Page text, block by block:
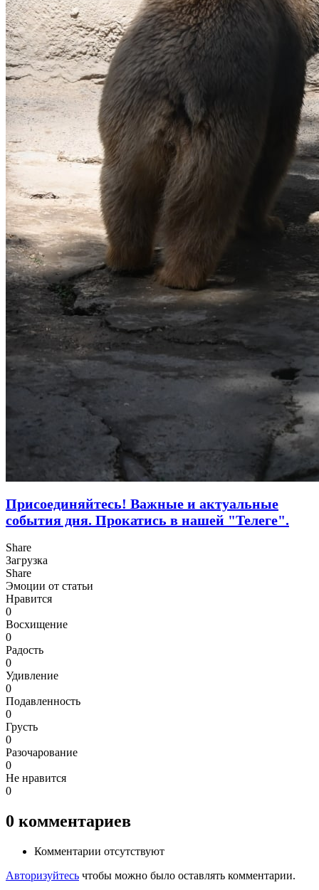
Присоединяйтесь! Важные и актуальные
события дня. Прокатись в нашей "Телеге".
Share
Загрузка
Share
Эмоции от статьи
Нравится
0
Восхищение
0
Радость
0
Удивление
0
Подавленность
0
Грусть
0
Разочарование
0
Не нравится
0
0 комментариев
Комментарии отсутствуют
Авторизуйтесь чтобы можно было оставлять комментарии.